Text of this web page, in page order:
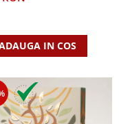
IN COS